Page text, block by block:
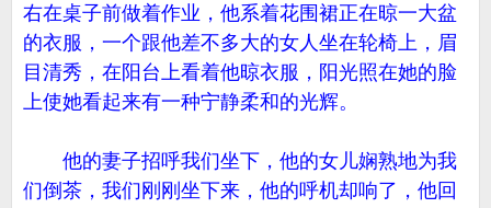
右在桌子前做着作业，他系着花围裙正在晾一大盆
的衣服，一个跟他差不多大的女人坐在轮椅上，眉
目清秀，在阳台上看着他晾衣服，阳光照在她的脸
上使她看起来有一种宁静柔和的光辉。
他的妻子招呼我们坐下，他的女儿娴熟地为我
们倒茶，我们刚刚坐下来，他的呼机却响了，他回